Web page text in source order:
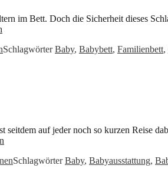
im Bett. Doch die Sicherheit dieses
SchlagwörterBaby, Babybett, Familienbett,
auf jeder noch so kurzen Reise
SchlagwörterBaby, Babyausstattung,